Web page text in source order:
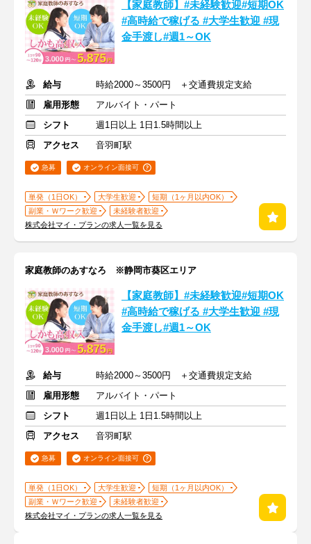
【家庭教師】#未経験歓迎#短期OK
#高時給で稼げる #大学生歓迎 #現
金手渡し#週1～OK
給与
時給2000～3500円 ＋交通費規定支給
雇用形態
アルバイト・パート
シフト
週1日以上 1日1.5時間以上
アクセス
音羽町駅
急募 オンライン面接可
単発（1日OK） 大学生歓迎
短期（1ヶ月以内OK）
副業・Ｗワーク歓迎
未経験者歓迎
株式会社マイ・プランの求人一覧を見る
家庭教師のあすなろ ※静岡市葵区エリア
【家庭教師】#未経験歓迎#短期OK
#高時給で稼げる #大学生歓迎 #現
金手渡し#週1～OK
給与
時給2000～3500円 ＋交通費規定支給
雇用形態
アルバイト・パート
シフト
週1日以上 1日1.5時間以上
アクセス
音羽町駅
急募 オンライン面接可
単発（1日OK） 大学生歓迎
短期（1ヶ月以内OK）
副業・Ｗワーク歓迎
未経験者歓迎
株式会社マイ・プランの求人一覧を見る